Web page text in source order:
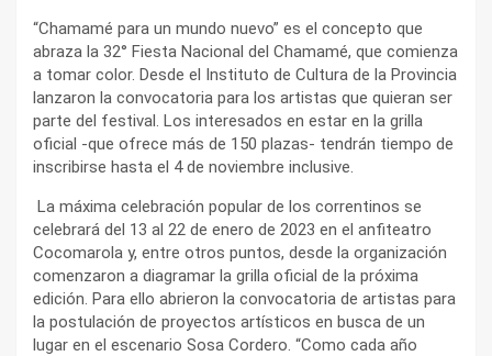
“Chamamé para un mundo nuevo” es el concepto que
abraza la 32° Fiesta Nacional del Chamamé, que comienza
a tomar color. Desde el Instituto de Cultura de la Provincia
lanzaron la convocatoria para los artistas que quieran ser
parte del festival. Los interesados en estar en la grilla
oficial -que ofrece más de 150 plazas- tendrán tiempo de
inscribirse hasta el 4 de noviembre inclusive.
La máxima celebración popular de los correntinos se
celebrará del 13 al 22 de enero de 2023 en el anfiteatro
Cocomarola y, entre otros puntos, desde la organización
comenzaron a diagramar la grilla oficial de la próxima
edición. Para ello abrieron la convocatoria de artistas para
la postulación de proyectos artísticos en busca de un
lugar en el escenario Sosa Cordero. “Como cada año